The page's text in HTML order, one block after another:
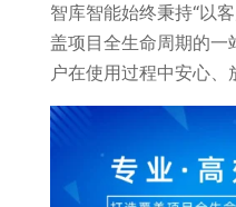
智库智能始终秉持“以
盖项目全生命周期的一
户在使用过程中安心、